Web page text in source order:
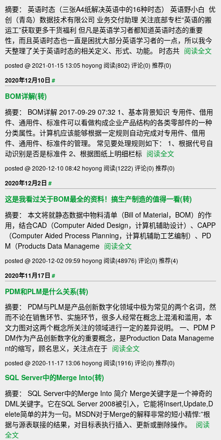
摘要： 英语时态（三张A4纸解决英语中的16种时态） 英语野小白 ​ 优
创（青岛）数据技术有限公司 业务交付助理 关注底部专栏“英语的搬
运工”获取更多干货福利 但凡是英语学习者都知道英语时态的重要
性，而且英语时态也一直是困扰大部分英语学习者的一点，所以我今
天整理了关于英语时态的相关定义、形式、功能。 时态共 阅读全文
posted @ 2021-01-15 13:05 hoyong 阅读(802) 评论(0) 推荐(0)
2020年12月10日 #
BOM详解(转)
摘要： BOM详解 2017-09-29 07:32 1、基本背景知识 专用件、借用
件、通用件、标准件可以看做构成企业产品结构的各类零部件的一种
分类属性。计算机应该能够根据一定规则自动完成对专用件、借用
件、通用件、标准件的管理。 常见要处理规则如下： 1、根据代号自
动识别是否是标准件 2、根据图纸上明细栏标 阅读全文
posted @ 2020-12-10 08:42 hoyong 阅读(1222) 评论(0) 推荐(0)
2020年12月2日 #
这是我看过关于BOM最全的资料！搞生产制造的值得一看(转)
摘要： 本文将就静态数据中物料清单（Bill of Material，BOM）的作
用，结合CAD（Computer Aided Design，计算机辅助设计）、CAPP
（Computer Aided Process Planning，计算机辅助工艺编制）、PD
M（Products Data Manageme 阅读全文
posted @ 2020-12-02 09:59 hoyong 阅读(48976) 评论(0) 推荐(4)
2020年11月17日 #
PDM和PLM是什么关系(转)
摘要： PDM与PLM是产品创新数字化领域中极为常见的两个名词，然
而不论在销售环节、实施环节，很多人经常在概念上混淆和滥用，本
文力图对这两个概念所关注的领域进行一定的差异说明。 一、PDM P
DM作为产品创新数字化的重要概念，是Production Data Manageme
nt的缩写，顾名思义，关注点在于 阅读全文
posted @ 2020-11-17 13:06 hoyong 阅读(1916) 评论(0) 推荐(0)
SQL Server中的Merge Into(转)
摘要： SQL Server中的Merge Into 简介 Merge关键字是一个神奇的
DML关键字。它在SQL Server 2008被引入，它能将Insert,Update,D
elete简单的并为一句。MSDN对于Merge的解释非常的短小精悍:”根
据与源表联接的结果，对目标表执行插入、更新或删除操作。
阅读
全文